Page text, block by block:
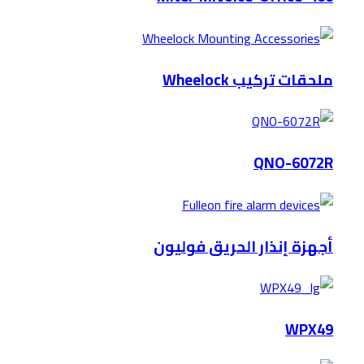
ملحقات تركيب Wheelock
QNO-6072R
أجهزة إنذار الحريق فوليون
WPX49